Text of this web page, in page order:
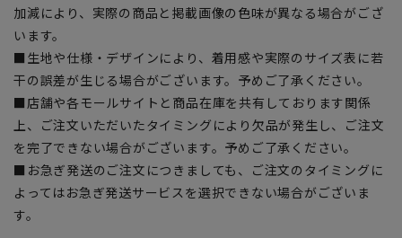
加減により、実際の商品と掲載画像の色味が異なる場合がござ
います。
■生地や仕様・デザインにより、着用感や実際のサイズ表に若
干の誤差が生じる場合がございます。予めご了承ください。
■店舗や各モールサイトと商品在庫を共有しております関係
上、ご注文いただいたタイミングにより欠品が発生し、ご注文
を完了できない場合がございます。予めご了承ください。
■お急ぎ発送のご注文につきましても、ご注文のタイミングに
よってはお急ぎ発送サービスを選択できない場合がございま
す。